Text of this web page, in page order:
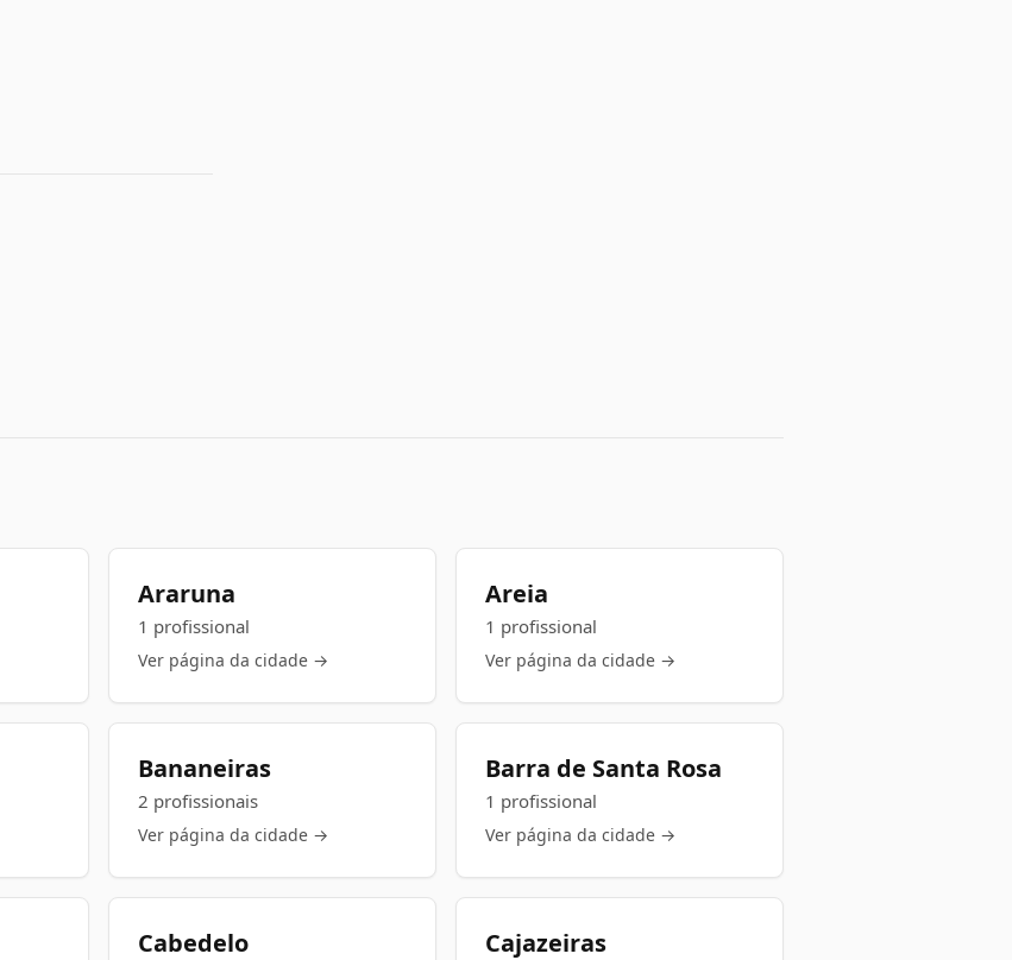
Araruna
1 profissional
Ver página da cidade →
Areia
1 profissional
Ver página da cidade →
Bananeiras
2 profissionais
Ver página da cidade →
Barra de Santa Rosa
1 profissional
Ver página da cidade →
Cabedelo Cajazeiras